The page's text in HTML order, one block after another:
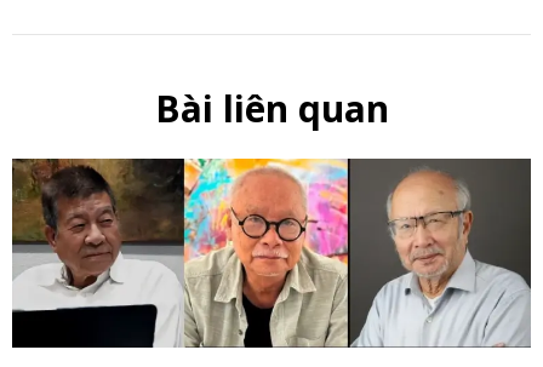
Bài liên quan